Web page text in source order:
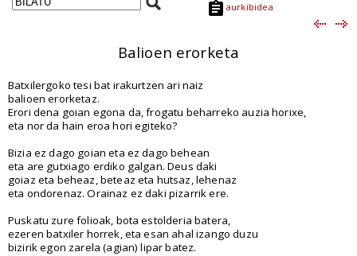
aurkibidea
Balioen erorketa
Batxilergoko tesi bat irakurtzen ari naiz
balioen erorketaz.
Erori dena goian egona da, frogatu beharreko auzia horixe,
eta nor da hain eroa hori egiteko?
Bizia ez dago goian eta ez dago behean
eta are gutxiago erdiko galgan. Deus daki
goiaz eta beheaz, beteaz eta hutsaz, lehenaz
eta ondorenaz. Orainaz ez daki pizarrik ere.
Puskatu zure folioak, bota estolderia batera,
ezeren batxiler horrek, eta esan ahal izango duzu
bizirik egon zarela (agian) lipar batez.